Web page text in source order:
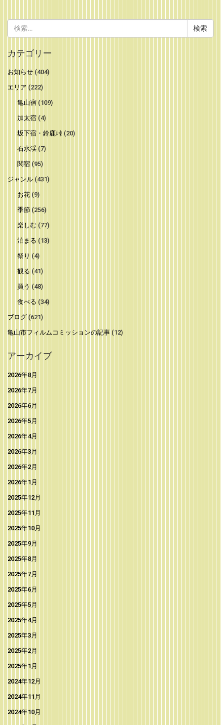
索:
カテゴリー
お知らせ (404)
エリア (222)
亀山宿(109)
加太宿(4)
坂下宿・鈴鹿峠(20)
石水渓(7)
関宿(95)
ジャンル (431)
お花(9)
季節 (256)
楽しむ (77)
泊まる (13)
祭り (4)
観る (41)
買う (48)
食べる (34)
ブログ (621)
亀山市フィルムコミッションの記事 (12)
アーカイブ
2026年8月
2026年7月
2026年6月
2026年5月
2026年4月
2026年3月
2026年2月
2026年1月
2025年12月
2025年11月
2025年10月
2025年9月
2025年8月
2025年7月
2025年6月
2025年5月
2025年4月
2025年3月
2025年2月
2025年1月
2024年12月
2024年11月
2024年10月